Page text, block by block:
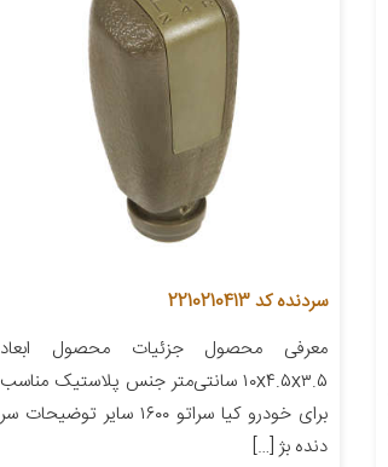
سردنده کد 2210210413
معرفی محصول جزئیات محصول ابعاد
۱۰x۴.۵x۳.۵ سانتی‌متر جنس پلاستیک مناسب
برای خودرو کیا سراتو ۱۶۰۰ سایر توضیحات سر
دنده بژ […]